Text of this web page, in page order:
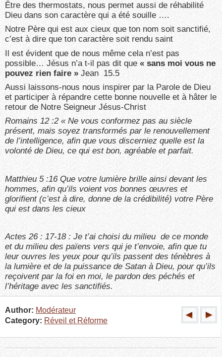
Être des thermostats, nous permet aussi de réhabilité
Dieu dans son caractère qui a été souille ….
Notre Père qui est aux cieux que ton nom soit sanctifié,
c’est à dire que ton caractère soit rendu saint
Il est évident que de nous même cela n’est pas
possible… Jésus n’a t-il pas dit que « sans moi vous ne
pouvez rien faire » Jean 15.5
Aussi laissons-nous nous inspirer par la Parole de Dieu
et participer à répandre cette bonne nouvelle et à hâter le
retour de Notre Seigneur Jésus-Christ
Romains 12 :2 « Ne vous conformez pas au siècle
présent, mais soyez transformés par le renouvellement
de l’intelligence, afin que vous discerniez quelle est la
volonté de Dieu, ce qui est bon, agréable et parfait.
Matthieu 5 :16 Que votre lumière brille ainsi devant les
hommes, afin qu’ils voient vos bonnes œuvres et
glorifient (c’est à dire, donne de la crédibilité) votre Père
qui est dans les cieux
Actes 26 : 17-18 : Je t’ai choisi du milieu de ce monde
et du milieu des païens vers qui je t’envoie, afin que tu
leur ouvres les yeux pour qu’ils passent des ténèbres à
la lumière et de la puissance de Satan à Dieu, pour qu’ils
reçoivent par la foi en moi, le pardon des péchés et
l’héritage avec les sanctifiés.
Author: Modérateur
Category: Réveil et Réforme